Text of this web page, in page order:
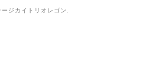
ジカイトリオレゴン.